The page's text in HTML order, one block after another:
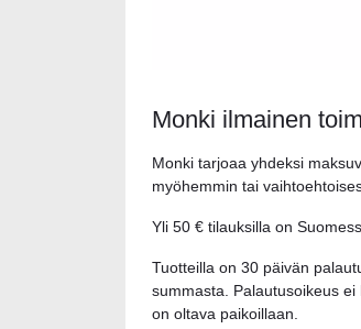
Monki ilmainen
Monki tarjoaa yhdeksi
myöhemmin tai
Yli 50 € tilauksilla on
Tuotteilla on 30 päivän
summasta. Palautusoikeus
on oltava paikoillaan.